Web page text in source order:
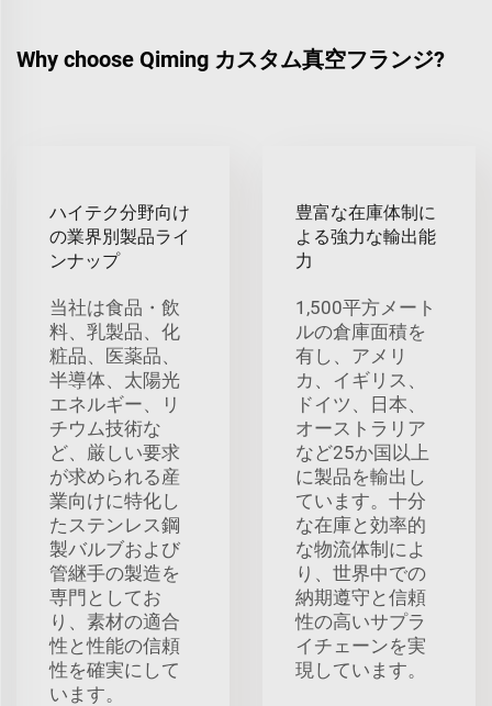
Why choose Qiming カスタム真空フランジ?
ハイテク分野向け
の業界別製品ライ
ンナップ
当社は食品・飲
料、乳製品、化
粧品、医薬品、
半導体、太陽光
エネルギー、リ
チウム技術な
ど、厳しい要求
が求められる産
業向けに特化し
たステンレス鋼
製バルブおよび
管継手の製造を
専門としてお
り、素材の適合
性と性能の信頼
性を確実にして
います。
豊富な在庫体制に
よる強力な輸出能
力
1,500平方メート
ルの倉庫面積を
有し、アメリ
カ、イギリス、
ドイツ、日本、
オーストラリア
など25か国以上
に製品を輸出し
ています。十分
な在庫と効率的
な物流体制によ
り、世界中での
納期遵守と信頼
性の高いサプラ
イチェーンを実
現しています。